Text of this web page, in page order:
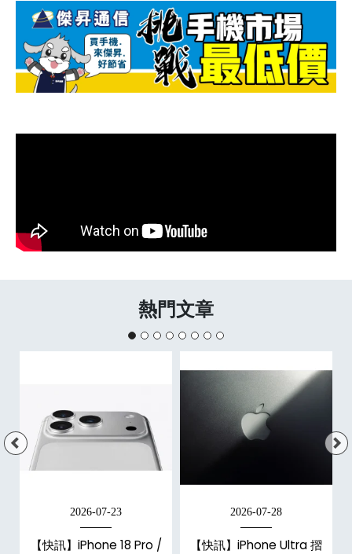
熱門文章
2026-07-23
【快訊】iPhone 18 Pro /
2026-07-28
【快訊】iPhone Ultra 摺